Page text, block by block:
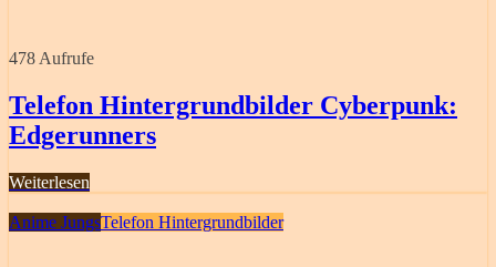
478 Aufrufe
Telefon Hintergrundbilder Cyberpunk:
Edgerunners
Weiterlesen
Anime JungsTelefon Hintergrundbilder